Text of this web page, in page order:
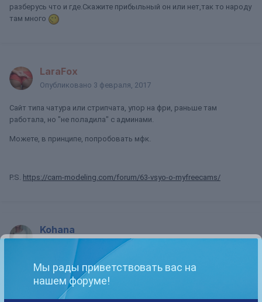
разберусь что и где.Скажите прибыльный он или нет,так то народу
там много
LaraFox
Опубликовано 3 февраля, 2017
Сайт типа чатура или стрипчата, упор на фри, раньше там
работала, но "не поладила" с админами.
Можете, в принципе, попробовать мфк.
P.S. https://cam-modeling.com/forum/63-vsyo-o-myfreecams/
Kohana
Опубликовано 3 февраля, 2017
Я перепробовала многие сайты, и мне легче заработать на мфк,
чем на бонге или чатуре.
Мы рады приветствовать вас на
нашем форуме!